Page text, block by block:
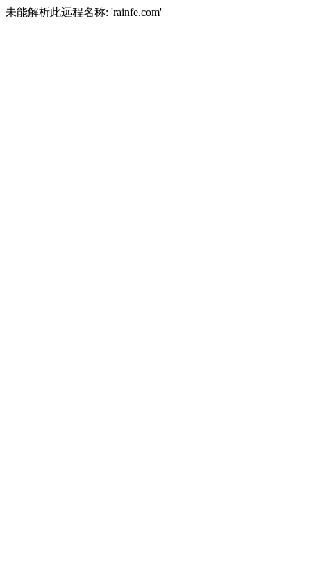
未能解析此远程名称: 'rainfe.com'